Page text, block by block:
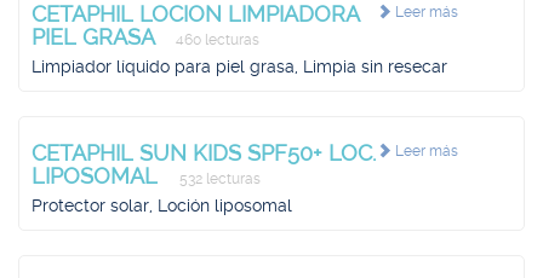
Leer más
CETAPHIL LOCION LIMPIADORA
PIEL GRASA
460 lecturas
Limpiador líquido para piel grasa, Limpia sin resecar
Leer más
CETAPHIL SUN KIDS SPF50+ LOC.
LIPOSOMAL
532 lecturas
Protector solar, Loción liposomal